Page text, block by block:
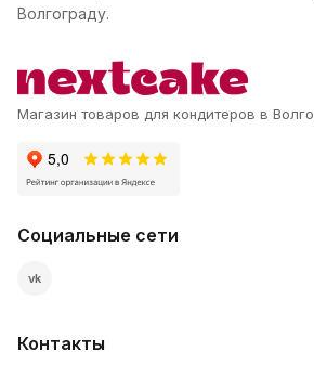
Волгограду.
Магазин товаров для кондитеров в
Социальные сети
vk
Контакты